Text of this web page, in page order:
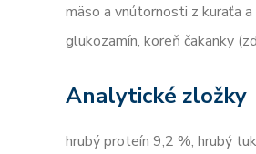
mäso a vnútornosti z kuraťa
glukozamín, koreň čakanky
Analytické zložky
hrubý proteín 9,2 %, hrubý